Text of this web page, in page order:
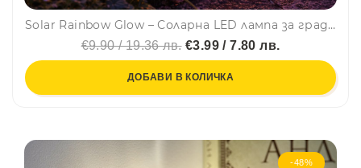
Solar Rainbow Glow – Соларна LED лампа за градина със сменящи се цветове
€9.90 / 19.36 лв.€3.99 / 7.80 лв.
ДОБАВИ В КОЛИЧКА
-48%